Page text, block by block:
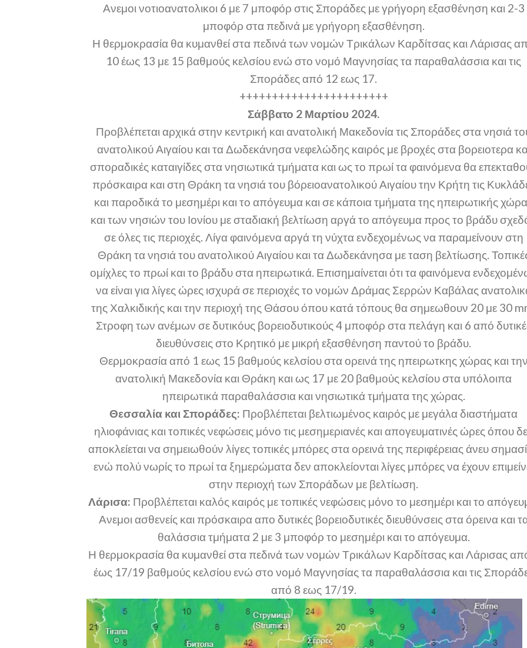
Ανεμοι νοτιοανατολικοι 6 με 7 μποφόρ στις Σποράδες με γρήγορη εξασθένηση και 2-3
μποφόρ στα πεδινά με γρήγορη εξασθένηση.
Η θερμοκρασία θα κυμανθεί στα πεδινά των νομών Τρικάλων Καρδίτσας και Λάρισας
10 έως 13 με 15 βαθμούς κελσίου ενώ στο νομό Μαγνησίας τα παραθαλάσσια και τις
Σποράδες από 12 εως 17.
+++++++++++++++++++++++
Σάββατο 2 Μαρτίου 2024.
Προβλέπεται αρχικά στην κεντρική και ανατολική Μακεδονία τις Σποράδες στα νησιά
ανατολικού Αιγαίου και τα Δωδεκάνησα νεφελώδης καιρός με βροχές στα βορειοτερα
σποραδικές καταιγίδες στα νησιωτικά τμήματα και ως το πρωί τα φαινόμενα θα
πρόσκαιρα και στη Θράκη τα νησιά του βόρειοανατολικού Αιγαίου την Κρήτη τις
και παροδικά το μεσημέρι και το απόγευμα και σε κάποια τμήματα της ηπειρωτικής
και των νησιών του Ιονίου με σταδιακή βελτίωση αργά το απόγευμα προς το βράδυ
σε όλες τις περιοχές. Λίγα φαινόμενα αργά τη νύχτα ενδεχομένως να παραμείνουν στη
Θράκη τα νησιά του ανατολικού Αιγαίου και τα Δωδεκάνησα με ταση βελτίωσης.
ομίχλες το πρωί και το βράδυ στα ηπειρωτικά. Επισημαίνεται ότι τα φαινόμενα
να είναι για λίγες ώρες ισχυρά σε περιοχές το νομών Δράμας Σερρών Καβάλας
της Χαλκιδικής και την περιοχή της Θάσου όπου κατά τόπους θα σημεωθουν 20 με 30
Στροφη των ανέμων σε δυτικόυς βορειοδυτικούς 4 μποφόρ στα πελάγη και 6 από
διευθύνσεις στο Κρητικό με μικρή εξασθένηση παντού το βράδυ.
Θερμοκρασία από 1 εως 15 βαθμούς κελσίου στα ορεινά της ηπειρωτκης χώρας και την
ανατολική Μακεδονία και Θράκη και ως 17 με 20 βαθμούς κελσίου στα υπόλοιπα
ηπειρωτικά παραθαλάσσια και νησιωτικά τμήματα της χώρας.
Θεσσαλία και Σποράδες: Προβλέπεται βελτιωμένος καιρός με μεγάλα διαστήματα
ηλιοφάνιας και τοπικές νεφώσεις μόνο τις μεσημεριανές και απογευματινές ώρες όπου
αποκλείεται να σημειωθούν λίγες τοπικές μπόρες στα ορεινά της περιφέρειας άνευ
ενώ πολύ νωρίς το πρωί τα ξημερώματα δεν αποκλείονται λίγες μπόρες να έχουν
στην περιοχή των Σποράδων με βελτίωση.
Λάρισα: Προβλέπεται καλός καιρός με τοπικές νεφώσεις μόνο το μεσημέρι και το
Ανεμοι ασθενείς και πρόσκαιρα απο δυτικές βορειοδυτικές διευθύνσεις στα όρεινα και
θαλάσσια τμήματα 2 με 3 μποφόρ το μεσημέρι και το απόγευμα.
Η θερμοκρασία θα κυμανθεί στα πεδινά των νομών Τρικάλων Καρδίτσας και Λάρισας
έως 17/19 βαθμούς κελσίου ενώ στο νομό Μαγνησίας τα παραθαλάσσια και τις
από 8 εως 17/19.